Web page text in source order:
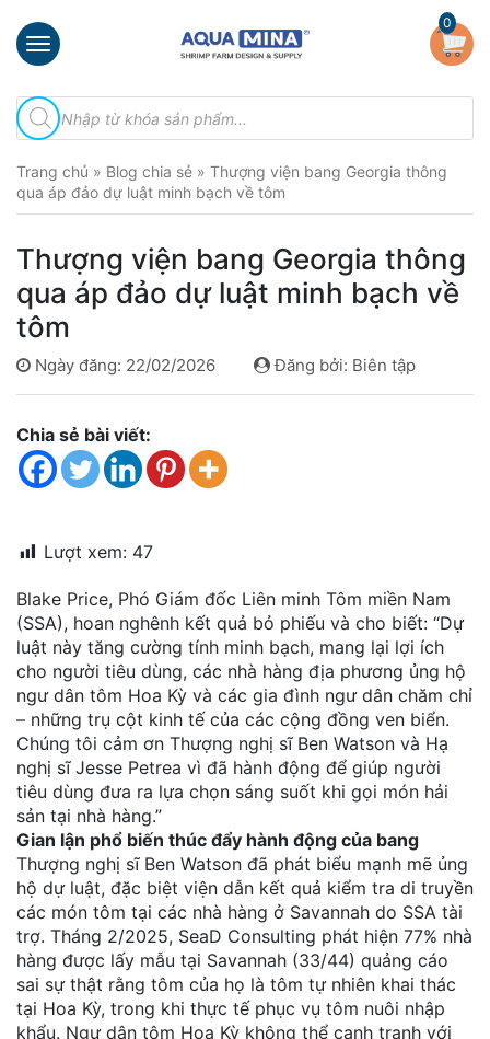
×
chủ
thiệu
Sản
Đầu
Phun
Vi
Bọt
Khí
Ventek
Hướng
dẫn
lắp
Quy
Blog
chia
sẻ
Liên
hệ
0
Tìm
kiếm
sản
Trang chủ » Blog chia sẻ » Thượng viện bang Georgia thông
qua áp đảo dự luật minh bạch về tôm
Thượng viện bang Georgia thông
qua áp đảo dự luật minh bạch về
tôm
Ngày đăng: 22/02/2026 Đăng bởi: Biên tập
Chia sẻ bài viết:
Lượt xem: 47
Blake Price, Phó Giám đốc Liên minh Tôm miền Nam
(SSA), hoan nghênh kết quả bỏ phiếu và cho biết: “Dự
luật này tăng cường tính minh bạch, mang lại lợi ích
cho người tiêu dùng, các nhà hàng địa phương ủng hộ
ngư dân tôm Hoa Kỳ và các gia đình ngư dân chăm chỉ
– những trụ cột kinh tế của các cộng đồng ven biển.
Chúng tôi cảm ơn Thượng nghị sĩ Ben Watson và Hạ
nghị sĩ Jesse Petrea vì đã hành động để giúp người
tiêu dùng đưa ra lựa chọn sáng suốt khi gọi món hải
sản tại nhà hàng.”
Gian lận phổ biến thúc đẩy hành động của bang
Thượng nghị sĩ Ben Watson đã phát biểu mạnh mẽ ủng
hộ dự luật, đặc biệt viện dẫn kết quả kiểm tra di truyền
các món tôm tại các nhà hàng ở Savannah do SSA tài
trợ. Tháng 2/2025, SeaD Consulting phát hiện 77% nhà
hàng được lấy mẫu tại Savannah (33/44) quảng cáo
sai sự thật rằng tôm của họ là tôm tự nhiên khai thác
tại Hoa Kỳ, trong khi thực tế phục vụ tôm nuôi nhập
khẩu. Ngư dân tôm Hoa Kỳ không thể cạnh tranh với